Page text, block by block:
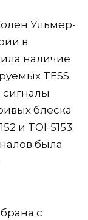
Ульмер-
в
наличие
TESS.
блеска
и TOI-5153.
была
с